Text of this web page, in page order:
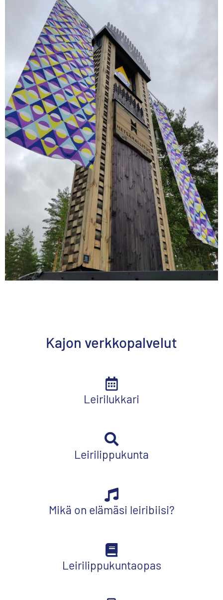
Kajon verkkopalvelut
Leirilukkari
Leirilippukunta
Mikä on elämäsi leiribiisi?
Leirilippukuntaopas